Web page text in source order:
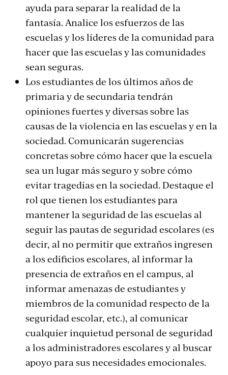
ayuda para separar la realidad de la
fantasía. Analice los esfuerzos de las
escuelas y los líderes de la comunidad para
hacer que las escuelas y las comunidades
sean seguras.
Los estudiantes de los últimos años de
primaria y de secundaria tendrán
opiniones fuertes y diversas sobre las
causas de la violencia en las escuelas y en la
sociedad. Comunicarán sugerencias
concretas sobre cómo hacer que la escuela
sea un lugar más seguro y sobre cómo
evitar tragedias en la sociedad. Destaque el
rol que tienen los estudiantes para
mantener la seguridad de las escuelas al
seguir las pautas de seguridad escolares (es
decir, al no permitir que extraños ingresen
a los edificios escolares, al informar la
presencia de extraños en el campus, al
informar amenazas de estudiantes y
miembros de la comunidad respecto de la
seguridad escolar, etc.), al comunicar
cualquier inquietud personal de seguridad
a los administradores escolares y al buscar
apoyo para sus necesidades emocionales.